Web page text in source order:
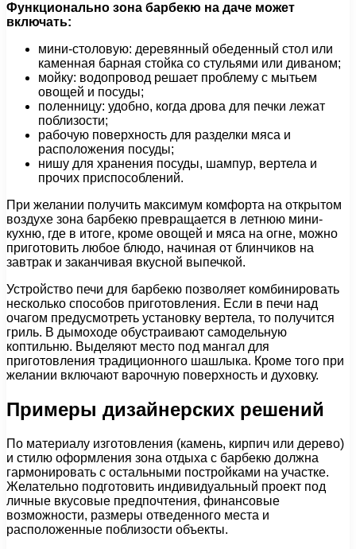
Функционально зона барбекю на даче может
включать:
мини-столовую: деревянный обеденный стол или
каменная барная стойка со стульями или диваном;
мойку: водопровод решает проблему с мытьем
овощей и посуды;
поленницу: удобно, когда дрова для печки лежат
поблизости;
рабочую поверхность для разделки мяса и
расположения посуды;
нишу для хранения посуды, шампур, вертела и
прочих приспособлений.
При желании получить максимум комфорта на открытом
воздухе зона барбекю превращается в летнюю мини-
кухню, где в итоге, кроме овощей и мяса на огне, можно
приготовить любое блюдо, начиная от блинчиков на
завтрак и заканчивая вкусной выпечкой.
Устройство печи для барбекю позволяет комбинировать
несколько способов приготовления. Если в печи над
очагом предусмотреть установку вертела, то получится
гриль. В дымоходе обустраивают самодельную
коптильню. Выделяют место под мангал для
приготовления традиционного шашлыка. Кроме того при
желании включают варочную поверхность и духовку.
Примеры дизайнерских решений
По материалу изготовления (камень, кирпич или дерево)
и стилю оформления зона отдыха с барбекю должна
гармонировать с остальными постройками на участке.
Желательно подготовить индивидуальный проект под
личные вкусовые предпочтения, финансовые
возможности, размеры отведенного места и
расположенные поблизости объекты.